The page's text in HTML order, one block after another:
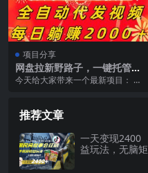
项目分享
网盘拉新野路子，一键托管有
号就行，全自动代发视频，每
今天给大家带来一个最新项目： 网
推荐文章
一天变现2400
益玩法，无脑